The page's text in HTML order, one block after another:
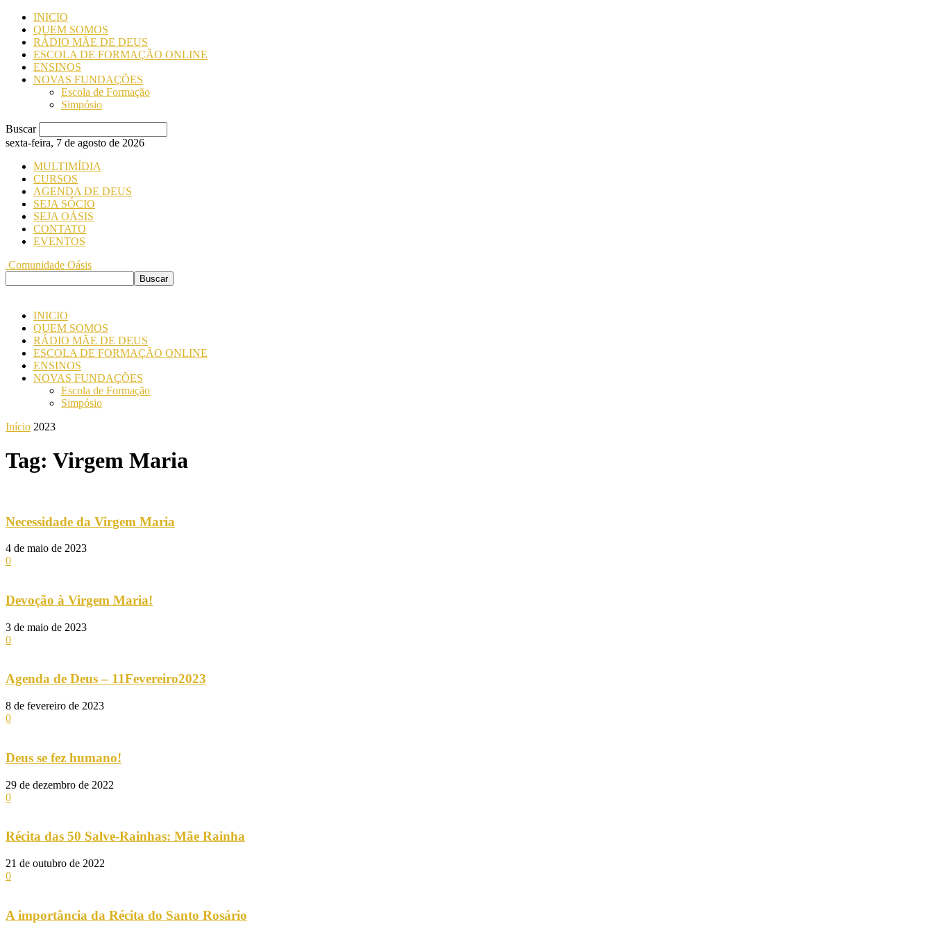
INICIO
QUEM SOMOS
RÁDIO MÃE DE DEUS
ESCOLA DE FORMAÇÃO ONLINE
ENSINOS
NOVAS FUNDAÇÕES
Escola de Formação
Simpósio
Buscar
sexta-feira, 7 de agosto de 2026
MULTIMÍDIA
CURSOS
AGENDA DE DEUS
SEJA SÓCIO
SEJA OÁSIS
CONTATO
EVENTOS
Comunidade Oásis
INICIO
QUEM SOMOS
RÁDIO MÃE DE DEUS
ESCOLA DE FORMAÇÃO ONLINE
ENSINOS
NOVAS FUNDAÇÕES
Escola de Formação
Simpósio
Início 2023
Tag: Virgem Maria
Necessidade da Virgem Maria
4 de maio de 2023
0
Devoção à Virgem Maria!
3 de maio de 2023
0
Agenda de Deus – 11Fevereiro2023
8 de fevereiro de 2023
0
Deus se fez humano!
29 de dezembro de 2022
0
Récita das 50 Salve-Rainhas: Mãe Rainha
21 de outubro de 2022
0
A importância da Récita do Santo Rosário